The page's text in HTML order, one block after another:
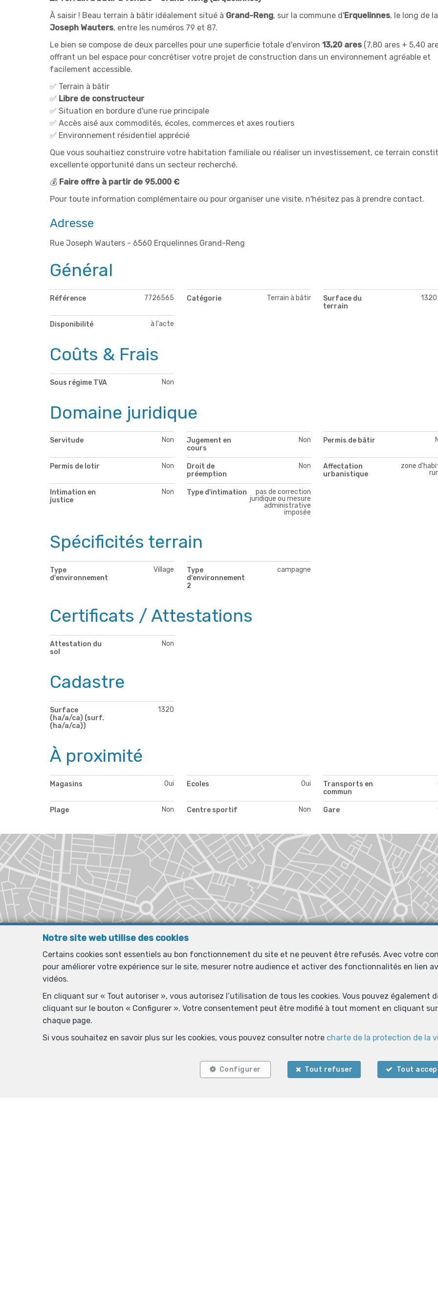
À saisir ! Beau terrain à bâtir idéalement situé à Grand-Reng, sur la commune d'Erquelinnes, le long de
Joseph Wauters, entre les numéros 79 et 87.
Le bien se compose de deux parcelles pour une superficie totale d'environ 13,20 ares (7,80 ares + 5,40
offrant un bel espace pour concrétiser votre projet de construction dans un environnement agréable et
facilement accessible.
✅ Terrain à bâtir
✅ Libre de constructeur
✅ Situation en bordure d'une rue principale
✅ Accès aisé aux commodités, écoles, commerces et axes routiers
✅ Environnement résidentiel apprécié
Que vous souhaitiez construire votre habitation familiale ou réaliser un investissement, ce terrain
excellente opportunité dans un secteur recherché.
💰 Faire offre à partir de 95.000 €
Pour toute information complémentaire ou pour organiser une visite, n'hésitez pas à prendre contact.
Adresse
Rue Joseph Wauters - 6560 Erquelinnes Grand-Reng
Général
Référence 7726565 Catégorie Terrain à bâtir
Surface du
terrain
1320
Disponibilité à l'acte
Coûts & Frais
Sous régime TVA Non
Domaine juridique
Servitude Non
Jugement en
cours
Non Permis de bâtir
Permis de lotir Non
Droit de
préemption
Non
Affectation
urbanistique
zone
Intimation en
justice
Non Type d'intimation
pas de correction
juridique ou mesure
administrative
imposée
Spécificités terrain
Type
d'environnement
Village
Type
d'environnement
2
campagne
Certificats / Attestations
Attestation du
sol
Non
Cadastre
Surface
(ha/a/ca) (surf.
(ha/a/ca))
1320
À proximité
Magasins Oui Ecoles Oui
Transports en
commun
Plage Non Centre sportif Non Gare
Localiser sur la carte
Notre site web utilise des cookies
Certains cookies sont essentiels au bon fonctionnement du site et ne peuvent être refusés. Avec votre
pour améliorer votre expérience sur le site, mesurer notre audience et activer des fonctionnalités en lien
vidéos.
En cliquant sur « Tout autoriser », vous autorisez l’utilisation de tous les cookies. Vous pouvez également
cliquant sur le bouton « Configurer ». Votre consentement peut être modifié à tout moment en cliquant
chaque page.
Si vous souhaitez en savoir plus sur les cookies, vous pouvez consulter notre charte de la protection de la
Configurer Tout refuser Tout